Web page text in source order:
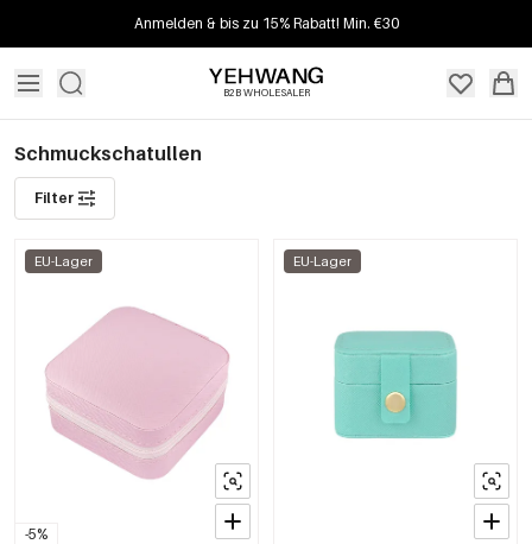
Anmelden & bis zu 15% Rabatt! Min. €30
B2B WHOLESALER
Schmuckschatullen
Filter
-5%
EU-Lager EU-Lager